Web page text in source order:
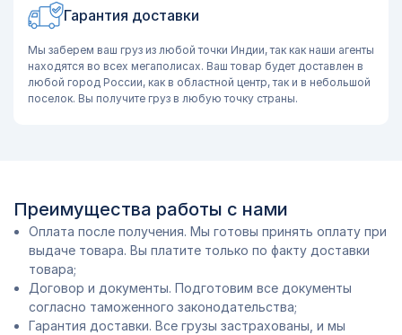
Гарантия доставки
Мы заберем ваш груз из любой точки Индии, так как наши агенты
находятся во всех мегаполисах. Ваш товар будет доставлен в
любой город России, как в областной центр, так и в небольшой
поселок. Вы получите груз в любую точку страны.
Преимущества работы с нами
Оплата после получения. Мы готовы принять оплату при
выдаче товара. Вы платите только по факту доставки
товара;
Договор и документы. Подготовим все документы
согласно таможенного законодательства;
Гарантия доставки. Все грузы застрахованы, и мы